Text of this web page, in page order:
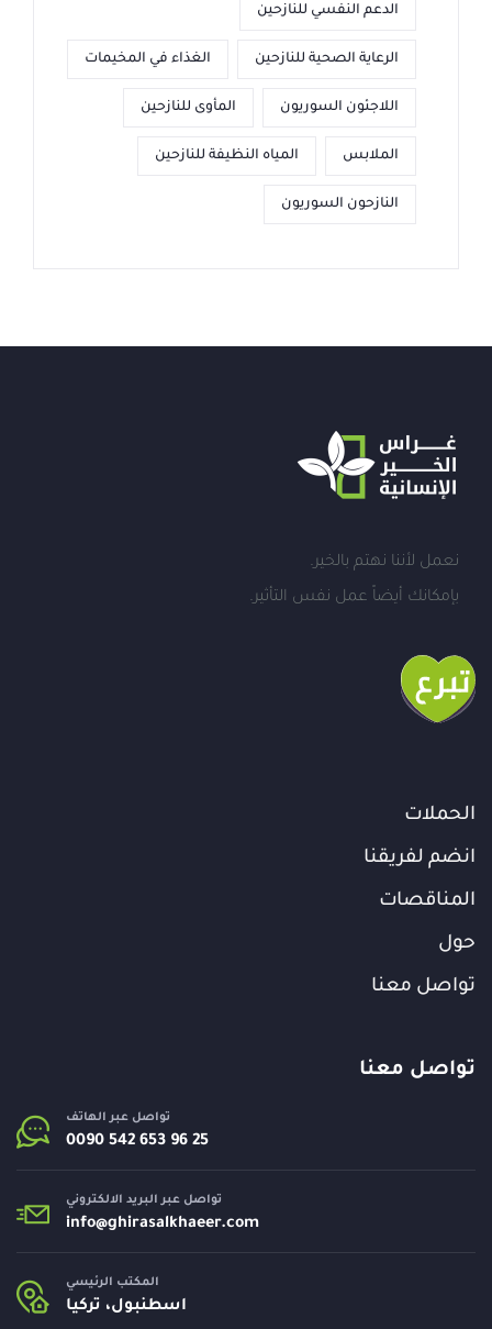
الدعم النفسي للنازحين
الرعاية الصحية للنازحين الغذاء في المخيمات
اللاجئون السوريون المأوى للنازحين
الملابس المياه النظيفة للنازحين
النازحون السوريون
نعمل لأننا نهتم بالخير.
بإمكانك أيضاً عمل نفس التأثير.
الحملات
انضم لفريقنا
المناقصات
حول
تواصل معنا
تواصل معنا
تواصل عبر الهاتف
تواصل عبر البريد الالكتروني
info@ghirasalkhaeer.com
المكتب الرئيسي
اسطنبول، تركيا